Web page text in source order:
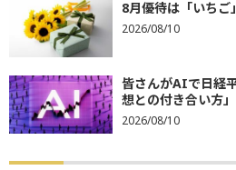
8月優待は「いちご
2026/08/10
皆さんがAIで日経
想との付き合い方」
2026/08/10